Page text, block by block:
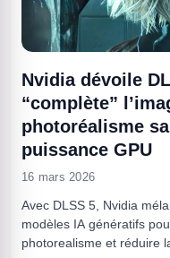
Nvidia dévoile
“complète”
photoréalisme
puissance GPU
16 mars 2026
Avec DLSS 5, Nvidia
modèles IA génératifs
photorealisme et réduire